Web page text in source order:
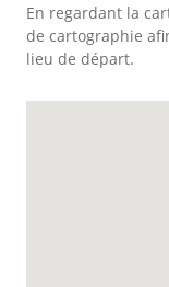
En regardant la
de cartographie
lieu de départ.